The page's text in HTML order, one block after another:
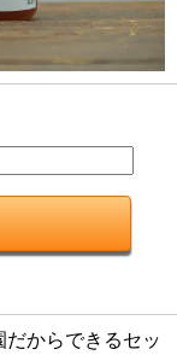
からできるセッ